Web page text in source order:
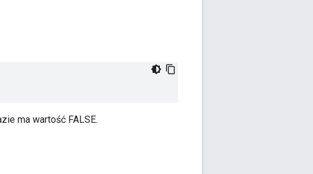
ma wartość FALSE.